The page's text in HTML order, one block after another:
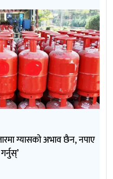
ग्यासको अभाव छैन, नपाए